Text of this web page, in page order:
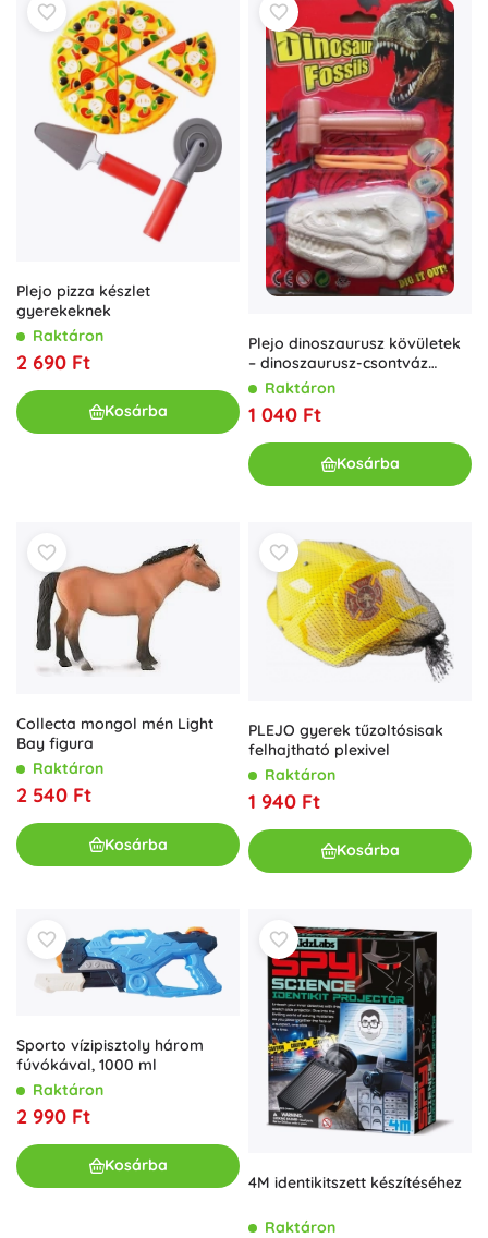
Plejo pizza készlet
gyerekeknek
Raktáron
2 690 Ft
Kosárba
Plejo dinoszaurusz kövületek
– dinoszaurusz-csontváz
ásatási készlet
Raktáron
1 040 Ft
Kosárba
Collecta mongol mén Light
Bay figura
Raktáron
2 540 Ft
Kosárba
PLEJO gyerek tűzoltósisak
felhajtható plexivel
Raktáron
1 940 Ft
Kosárba
Sporto vízipisztoly három
fúvókával, 1000 ml
Raktáron
2 990 Ft
Kosárba
4M identikitszett készítéséhez
Raktáron